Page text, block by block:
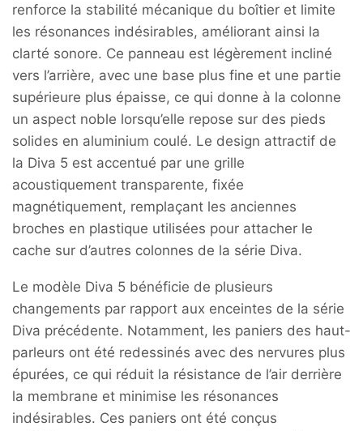
renforce la stabilité mécanique du boîtier et limite
les résonances indésirables, améliorant ainsi la
clarté sonore. Ce panneau est légèrement incliné
vers l’arrière, avec une base plus fine et une partie
supérieure plus épaisse, ce qui donne à la colonne
un aspect noble lorsqu’elle repose sur des pieds
solides en aluminium coulé. Le design attractif de
la Diva 5 est accentué par une grille
acoustiquement transparente, fixée
magnétiquement, remplaçant les anciennes
broches en plastique utilisées pour attacher le
cache sur d’autres colonnes de la série Diva.
Le modèle Diva 5 bénéficie de plusieurs
changements par rapport aux enceintes de la série
Diva précédente. Notamment, les paniers des haut-
parleurs ont été redessinés avec des nervures plus
épurées, ce qui réduit la résistance de l’air derrière
la membrane et minimise les résonances
indésirables. Ces paniers ont été conçus